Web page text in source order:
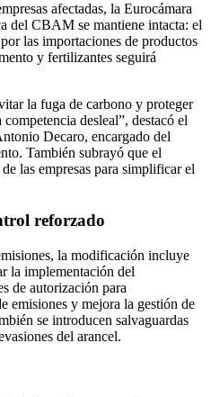
afectadas, la Eurocámara
del CBAM se mantiene intacta: el
las importaciones de productos
y fertilizantes seguirá
la fuga de carbono y proteger
desleal”, destacó el
Decaro, encargado del
También subrayó que el
las empresas para simplificar el
reforzado
la modificación incluye
la implementación del
de autorización para
emisiones y mejora la gestión de
se introducen salvaguardas
del arancel.